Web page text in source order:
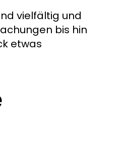
vielfältig und
bis hin
etwas